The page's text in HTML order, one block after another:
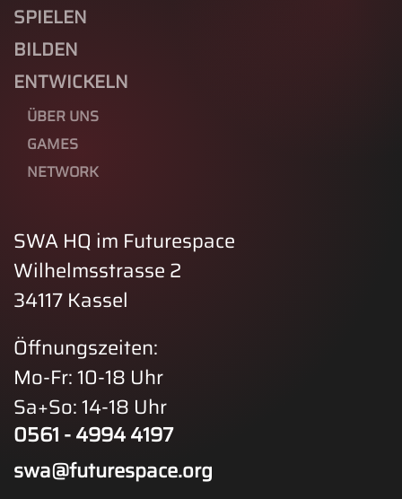
SPIELEN
BILDEN
ENTWICKELN
ÜBER UNS
GAMES
NETWORK
SWA HQ im Futurespace
Wilhelmsstrasse 2
34117 Kassel
Öffnungszeiten:
Mo-Fr: 10-18 Uhr
Sa+So: 14-18 Uhr
0561 - 4994 4197
swa@futurespace.org